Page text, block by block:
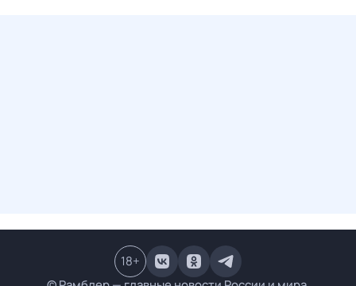
18+